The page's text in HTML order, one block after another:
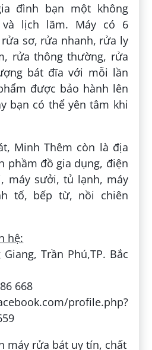
đình bạn một không
và lịch lãm. Máy có 6
sơ, rửa nhanh, rửa ly
rửa thông thường, rửa
bát đĩa với mỗi lần
được bảo hành lên
bạn có thể yên tâm khi
Minh Thêm còn là địa
phầm đồ gia dụng, điện
máy sưởi, tủ lạnh, máy
tố, bếp từ, nồi chiên
hệ:
Trần Phú,TP. Bắc
668
profile.php?